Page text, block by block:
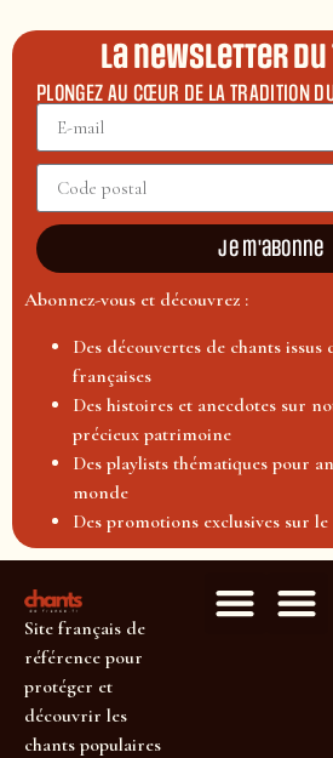
La newsletter
PLONGEZ AU CŒUR DE LA TRADITION
Je m'abonne
Abonnez-vous et découvrez :
Des découvertes de chants issus
françaises
Des histoires et anecdotes sur
précieux patrimoine
Des playlists thématiques pour
monde
Des promotions exclusives sur le
Site français de
référence pour
protéger et
découvrir les
chants populaires